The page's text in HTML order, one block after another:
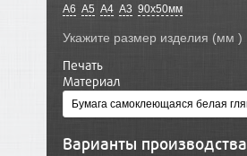
А6 A5 А4 А3 90х50мм
Укажите размер изделия (мм )
Печать
Материал
Варианты производства